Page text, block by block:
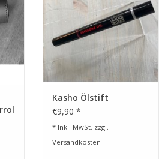
Kugellager, garantiert
Gang der Schneiden.
durch das darauf
und der original japanischen
und hohl geschliffenen
abgezogen und feinst auf
versetzten Augen sorgen für eine
Kasho Ölstift
€9,90 *
* Inkl. MwSt. zzgl.
Versandkosten